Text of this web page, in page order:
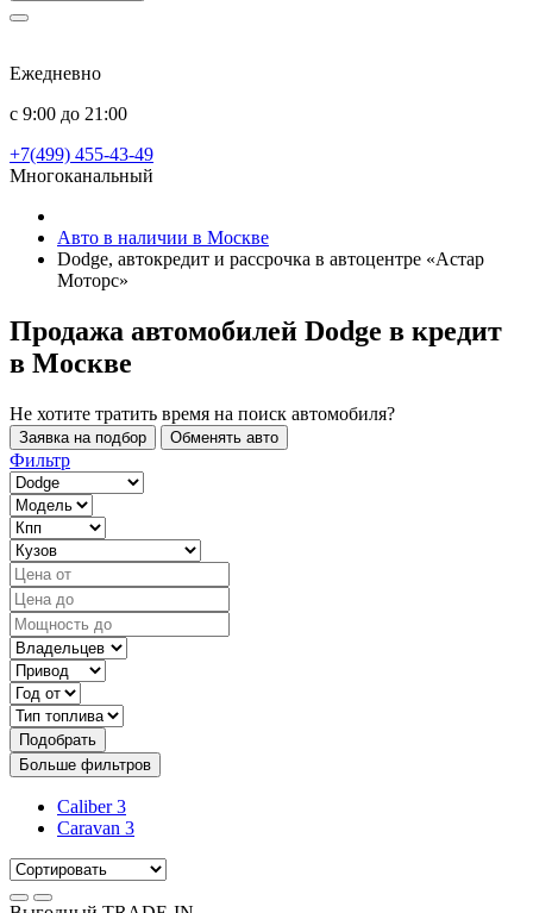
Ежедневно
с 9:00 до 21:00
+7(499) 455-43-49
Многоканальный
Авто в наличии в Москве
Dodge, автокредит и рассрочка в автоцентре «Астар
Моторс»
Продажа автомобилей Dodge в кредит
в Москве
Не хотите тратить время на поиск автомобиля?
Заявка на подбор Обменять авто
Фильтр
Подобрать
Больше фильтров
Caliber 3
Caravan 3